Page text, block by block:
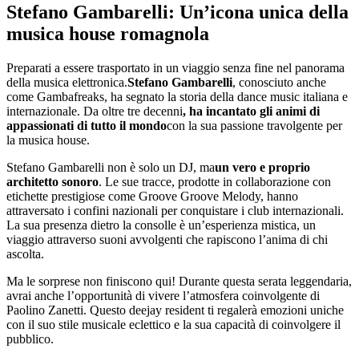
Stefano Gambarelli: Un’icona unica della
musica house romagnola
Preparati a essere trasportato in un viaggio senza fine nel panorama
della musica elettronica.Stefano Gambarelli, conosciuto anche
come Gambafreaks, ha segnato la storia della dance music italiana e
internazionale. Da oltre tre decenni, ha incantato gli animi di
appassionati di tutto il mondocon la sua passione travolgente per
la musica house.
Stefano Gambarelli non è solo un DJ, maun vero e proprio
architetto sonoro. Le sue tracce, prodotte in collaborazione con
etichette prestigiose come Groove Groove Melody, hanno
attraversato i confini nazionali per conquistare i club internazionali.
La sua presenza dietro la consolle è un’esperienza mistica, un
viaggio attraverso suoni avvolgenti che rapiscono l’anima di chi
ascolta.
Ma le sorprese non finiscono qui! Durante questa serata leggendaria,
avrai anche l’opportunità di vivere l’atmosfera coinvolgente di
Paolino Zanetti. Questo deejay resident ti regalerà emozioni uniche
con il suo stile musicale eclettico e la sua capacità di coinvolgere il
pubblico.